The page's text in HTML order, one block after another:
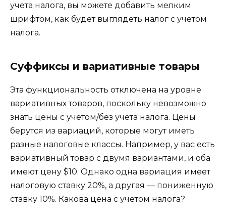
учета налога, вы можете добавить мелким
шрифтом, как будет выглядеть налог с учетом
налога.
Суффиксы и вариативные товары
Эта функциональность отключена на уровне
вариативных товаров, поскольку невозможно
знать цены с учетом/без учета налога. Цены
берутся из вариаций, которые могут иметь
разные налоговые классы. Например, у вас есть
вариативный товар с двумя вариантами, и оба
имеют цену $10. Однако одна вариация имеет
налоговую ставку 20%, а другая — пониженную
ставку 10%. Какова цена с учетом налога?